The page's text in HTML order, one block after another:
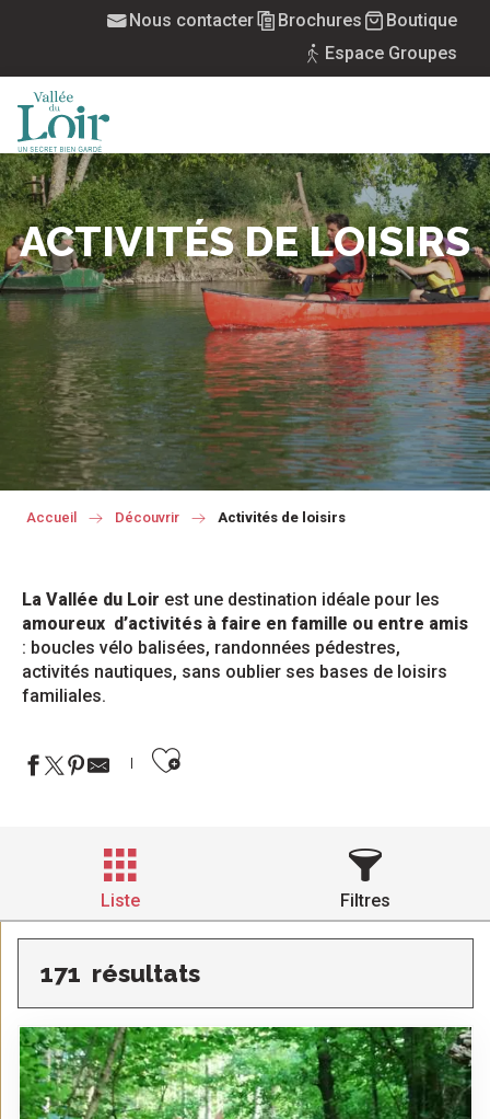
principal
Nous contacter Brochures
Boutique
Espace Groupes
ACTIVITÉS DE LOISIRS
Accueil Découvrir Activités de loisirs
La Vallée du Loir est une destination idéale pour les
amoureux d’activités à faire en famille ou entre amis
: boucles vélo balisées, randonnées pédestres,
activités nautiques, sans oublier ses bases de loisirs
familiales.
Ajouter aux favoris
Liste Filtres
171 résultats